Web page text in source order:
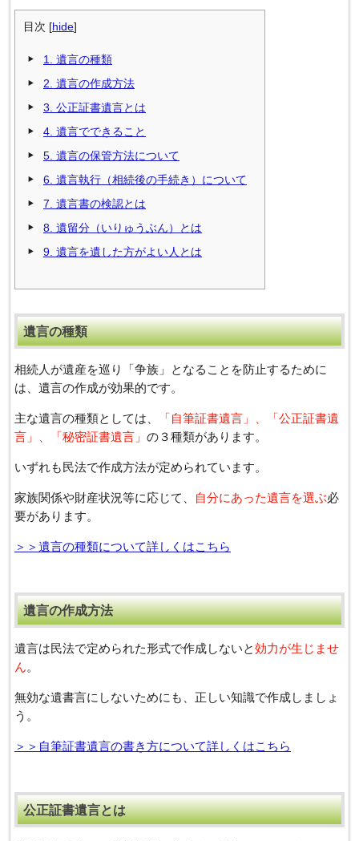
目次 [hide]
1. 遺言の種類
2. 遺⾔の作成⽅法
3. 公正証書遺⾔とは
4. 遺言でできること
5. 遺⾔の保管方法について
6. 遺言執⾏（相続後の手続き）について
7. 遺言書の検認とは
8. 遺留分（いりゅうぶん）とは
9. 遺言を遺した方がよい人とは
遺言の種類
相続⼈が遺産を巡り「争族」となることを防⽌するために
は、遺⾔の作成が効果的です。
主な遺⾔の種類としては、
「⾃筆証書遺⾔」、「公正証書遺
⾔」、「秘密証書遺⾔」 の３種類があります。
いずれも⺠法で作成方法が定められています。
家族関係や財産状況等に応じて、 ⾃分にあった遺言を選ぶ必
要があります。
＞＞遺言の種類について詳しくはこちら
遺⾔の作成⽅法
遺⾔は⺠法で定められた形式で作成しないと効力が生じませ
ん。
無効な遺書⾔にしないためにも、正しい知識で作成しましょ
う。
＞＞自筆証書遺言の書き方について詳しくはこちら
公正証書遺⾔とは